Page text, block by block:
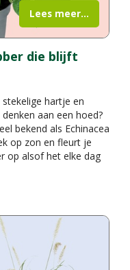
die blijft
hartje en
aan een hoed?
bekend als Echinacea
op zon en fleurt je
op alsof het elke dag
Lees meer...